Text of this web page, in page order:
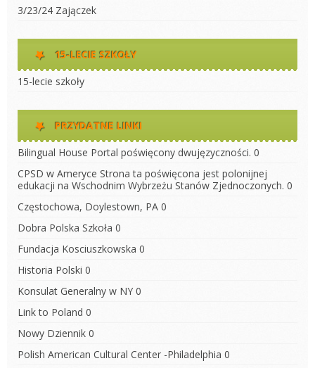
3/23/24 Zajączek
15-LECIE SZKOŁY
15-lecie szkoły
PRZYDATNE LINKI
Bilingual House Portal poświęcony dwujęzyczności. 0
CPSD w Ameryce Strona ta poświęcona jest polonijnej
edukacji na Wschodnim Wybrzeżu Stanów Zjednoczonych. 0
Częstochowa, Doylestown, PA 0
Dobra Polska Szkoła 0
Fundacja Kosciuszkowska 0
Historia Polski 0
Konsulat Generalny w NY 0
Link to Poland 0
Nowy Dziennik 0
Polish American Cultural Center -Philadelphia 0